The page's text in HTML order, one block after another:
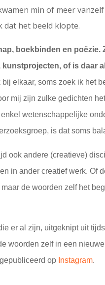
min of meer
dat het beeld klopte.
boekbinden en
of is daar
elkaar, soms zoek ik het
mij zijn zulke gedichten
wetenschappelijke
is dat soms
ook andere (creatieve)
in ander creatief werk. Of
de woorden zelf het
er al zijn, uitgeknipt uit
woorden zelf in een
op Instagram.